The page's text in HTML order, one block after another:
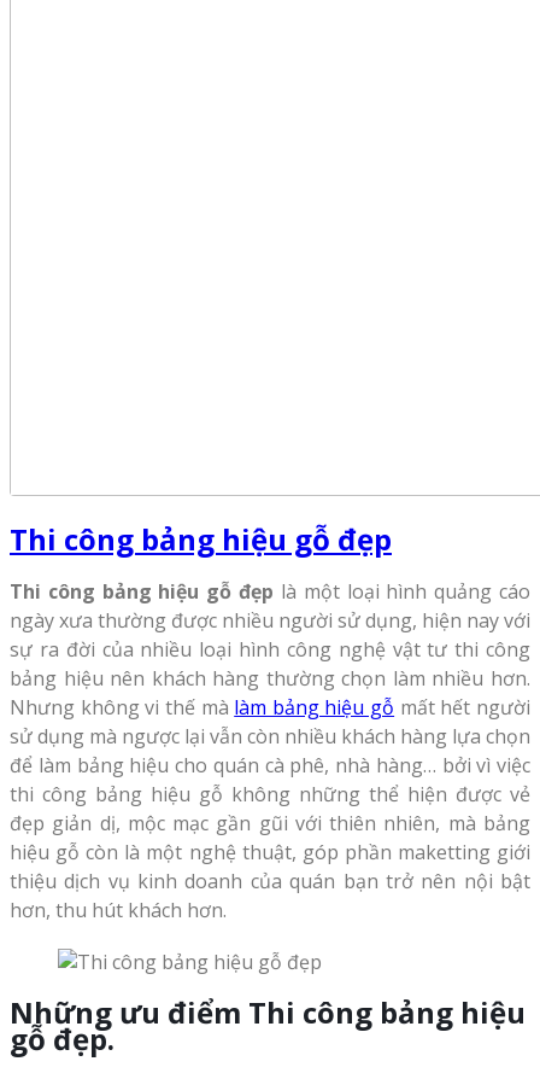
Thi công bảng hiệu gỗ đẹp
Thi công bảng hiệu gỗ đẹp là một loại hình quảng cáo
ngày xưa thường được nhiều người sử dụng, hiện nay với
sự ra đời của nhiều loại hình công nghệ vật tư thi công
bảng hiệu nên khách hàng thường chọn làm nhiều hơn.
Nhưng không vi thế mà làm bảng hiệu gỗ mất hết người
sử dụng mà ngược lại vẫn còn nhiều khách hàng lựa chọn
để làm bảng hiệu cho quán cà phê, nhà hàng… bởi vì việc
thi công bảng hiệu gỗ không những thể hiện được vẻ
đẹp giản dị, mộc mạc gần gũi với thiên nhiên, mà bảng
hiệu gỗ còn là một nghệ thuật, góp phần maketting giới
thiệu dịch vụ kinh doanh của quán bạn trở nên nội bật
hơn, thu hút khách hơn.
Những ưu điểm Thi công bảng hiệu
gỗ đẹp.